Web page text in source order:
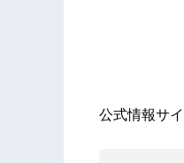
公式情報サ